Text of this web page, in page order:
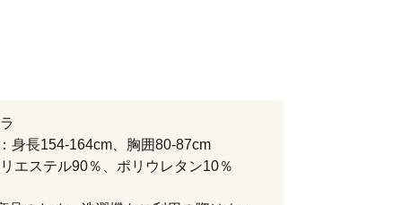
身長154-164cm、胸囲80-87cm
エステル90％、ポリウレタン10％